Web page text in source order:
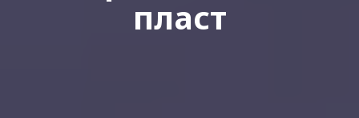
пласт